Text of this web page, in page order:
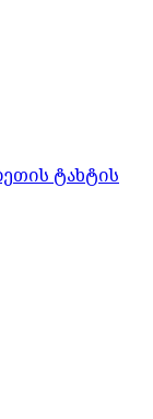
ტახტის